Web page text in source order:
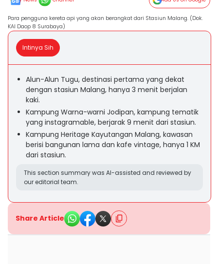
Para pengguna kereta api yang akan berangkat dari Stasiun Malang. (Dok.
KAI Daop 8 Surabaya)
Intinya Sih
Alun-Alun Tugu, destinasi pertama yang dekat
dengan stasiun Malang, hanya 3 menit berjalan
kaki.
Kampung Warna-warni Jodipan, kampung tematik
yang instagramable, berjarak 9 menit dari stasiun.
Kampung Heritage Kayutangan Malang, kawasan
berisi bangunan lama dan kafe vintage, hanya 1 KM
dari stasiun.
This section summary was AI-assisted and reviewed by
our editorial team.
Share Article